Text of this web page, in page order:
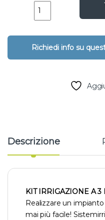
Kit valvole 9v per
Descrizione
KIT IRRIGAZIONE A 3
Realizzare un
mai più facile!